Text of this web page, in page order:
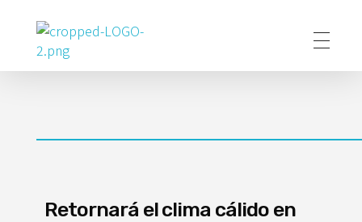
Poder Agropecuario
Retornará el clima cálido en